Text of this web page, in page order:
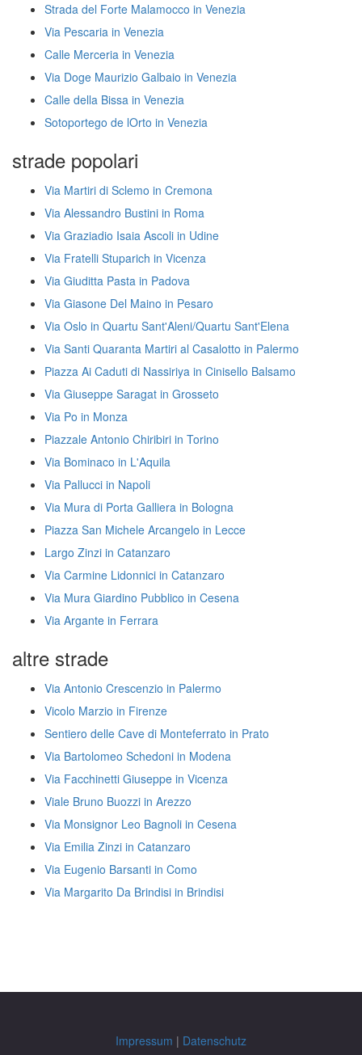
Strada del Forte Malamocco in Venezia
Via Pescaria in Venezia
Calle Merceria in Venezia
Via Doge Maurizio Galbaio in Venezia
Calle della Bissa in Venezia
Sotoportego de lOrto in Venezia
strade popolari
Via Martiri di Sclemo in Cremona
Via Alessandro Bustini in Roma
Via Graziadio Isaia Ascoli in Udine
Via Fratelli Stuparich in Vicenza
Via Giuditta Pasta in Padova
Via Giasone Del Maino in Pesaro
Via Oslo in Quartu Sant'Aleni/Quartu Sant'Elena
Via Santi Quaranta Martiri al Casalotto in Palermo
Piazza Ai Caduti di Nassiriya in Cinisello Balsamo
Via Giuseppe Saragat in Grosseto
Via Po in Monza
Piazzale Antonio Chiribiri in Torino
Via Bominaco in L'Aquila
Via Pallucci in Napoli
Via Mura di Porta Galliera in Bologna
Piazza San Michele Arcangelo in Lecce
Largo Zinzi in Catanzaro
Via Carmine Lidonnici in Catanzaro
Via Mura Giardino Pubblico in Cesena
Via Argante in Ferrara
altre strade
Via Antonio Crescenzio in Palermo
Vicolo Marzio in Firenze
Sentiero delle Cave di Monteferrato in Prato
Via Bartolomeo Schedoni in Modena
Via Facchinetti Giuseppe in Vicenza
Viale Bruno Buozzi in Arezzo
Via Monsignor Leo Bagnoli in Cesena
Via Emilia Zinzi in Catanzaro
Via Eugenio Barsanti in Como
Via Margarito Da Brindisi in Brindisi
Impressum | Datenschutz